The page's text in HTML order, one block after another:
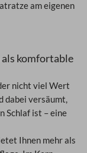
am eigenen
komfortable
nicht viel Wert
dabei versäumt,
Schlaf ist – eine
Ihnen mehr als